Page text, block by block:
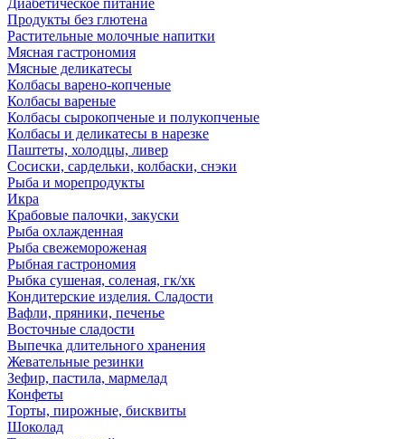
Диабетическое питание
Продукты без глютена
Растительные молочные напитки
Мясная гастрономия
Мясные деликатесы
Колбасы варено-копченые
Колбасы вареные
Колбасы сырокопченые и полукопченые
Колбасы и деликатесы в нарезке
Паштеты, холодцы, ливер
Сосиски, сардельки, колбаски, снэки
Рыба и морепродукты
Икра
Крабовые палочки, закуски
Рыба охлажденная
Рыба свежемороженая
Рыбная гастрономия
Рыбка сушеная, соленая, гк/хк
Кондитерские изделия. Сладости
Вафли, пряники, печенье
Восточные сладости
Выпечка длительного хранения
Жевательные резинки
Зефир, пастила, мармелад
Конфеты
Торты, пирожные, бисквиты
Шоколад